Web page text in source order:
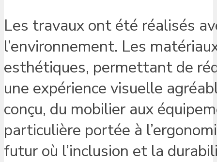
Les travaux ont été réalisés
l’environnement. Les
esthétiques, permettant de
une expérience visuelle
conçu, du mobilier aux
particulière portée à
futur où l’inclusion et la